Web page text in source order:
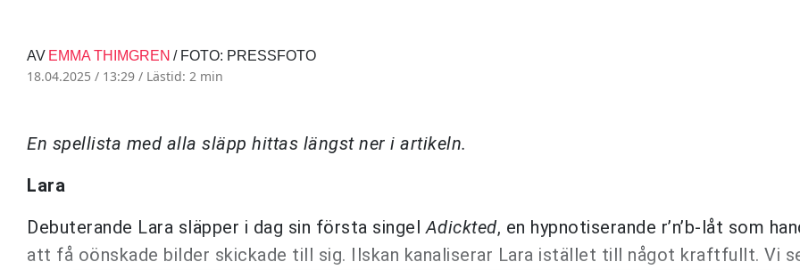
AV EMMA THIMGREN / FOTO: PRESSFOTO
18.04.2025 / 13:29 / Lästid: 2 min
En spellista med alla släpp hittas längst ner i artikeln.
Lara
Debuterande Lara släpper i dag sin första singel Adickted, en hypnotiserande r’n’b-låt som
att få oönskade bilder skickade till sig. Ilskan kanaliserar Lara istället till något kraftfullt. Vi